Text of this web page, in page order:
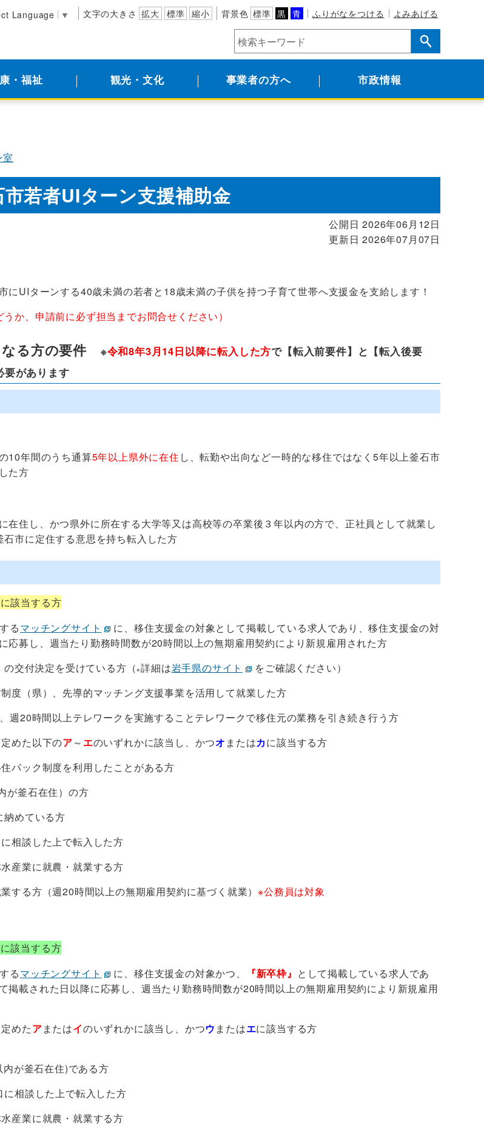
Language ▼ 文字の大きさ 拡大 標準 縮小 背景色 標準 黒 青 ふりがなをつける よみあげる
・福祉 観光・文化 事業者の方へ 市政情報
若者UIターン支援補助金
公開日 2026年06月12日
更新日 2026年07月07日
にUIターンする40歳未満の若者と18歳未満の子供を持つ子育て世帯へ支援金を支給します！
うか、申請前に必ず担当までお問合せください）
なる方の要件 ※令和8年3月14日以降に転入した方で【転入前要件】と【転入後要
要があります
10年間のうち通算5年以上県外に在住 し、転勤や出向など一時的な移住ではなく5年以上釜石市
た方
在住し、かつ県外に所在する大学等又は高校等の卒業後３年以内の方で、正社員として就業し
市に定住する意思を持ち転入した方
該当する方
るマッチングサイト
に、移住支援金の対象として掲載している求人であり、移住支援金の対
応募し、週当たり勤務時間数が20時間以上の無期雇用契約により新規雇用された方
の交付決定を受けている方（※詳細は岩手県のサイト
をご確認ください）
度（県）、先導的マッチング支援事業を活用して就業した方
週20時間以上テレワークを実施することテレワークで移住元の業務を引き続き行う方
めた以下のア～ エのいずれかに該当し、かつオ またはカに該当する方
パック制度を利用したことがある方
が釜石在住）の方
納めている方
相談した上で転入した方
産業に就農・就業する方
する方（週20時間以上の無期雇用契約に基づく就業）※公務員は対象
該当する方
るマッチングサイト に、移住支援金の対象かつ、 『新卒枠』 として掲載している求人であ
掲載された日以降に応募し、週当たり勤務時間数が20時間以上の無期雇用契約により新規雇用
めたアまたはイのいずれかに該当し、かつウ またはエに該当する方
が釜石在住)である方
に相談した上で転入した方
産業に就農・就業する方